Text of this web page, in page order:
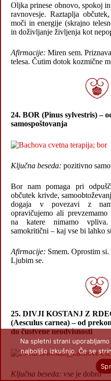
Oljka prinese obnovo, spokoj
ravnovesje. Raztaplja
moči in energije (skrajno
in doživljanje življenja kot
Afirmacije: Miren sem.
telesa. Čutim dotok kozmične
24. BOR (Pinus sylvestris) –
samospoštovanja
Ključna beseda: pozitivno
Bor nam pomaga pri
občutek krivde,
dogaja v povezavi z
opravičujemo ali
na katere nimamo
samokritični – kaj vse bi lahko
Afirmacije: Smem. Oprostim
Ljubim se.
25. DIVJI KOSTANJ Z
(Aesculus carnea) – od
do čustvene neodvisnosti
Ključna beseda: vse je dobro
Na spletni strani
najboljšo izkušnjo. Če se